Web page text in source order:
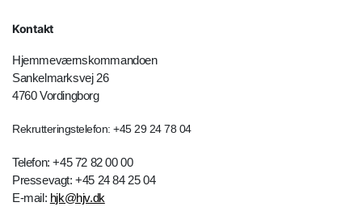
Kontakt
Hjemmeværnskommandoen
Sankelmarksvej 26
4760 Vordingborg
Rekrutteringstelefon: +45 29 24 78 04
Telefon: +45 72 82 00 00
Pressevagt: +45 24 84 25 04
E-mail: hjk@hjv.dk